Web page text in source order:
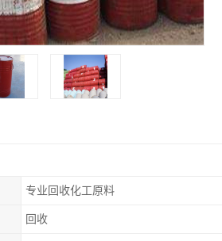
专业回收化工原料
回收